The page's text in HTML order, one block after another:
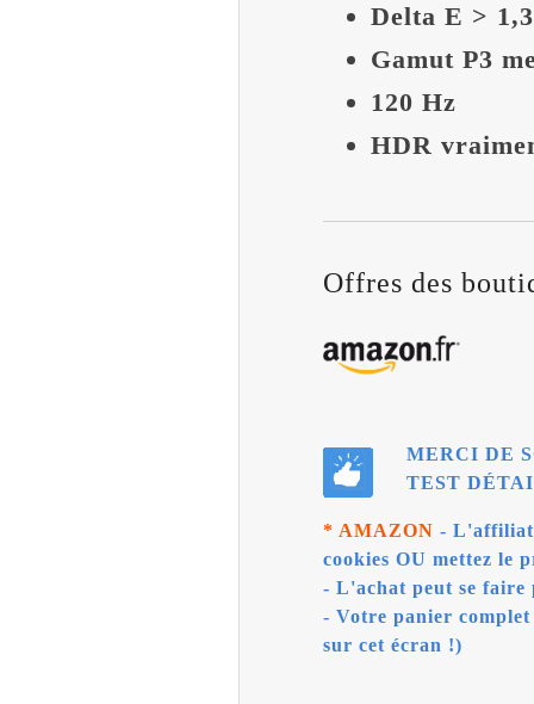
Delta E >
Gamut P3
120 Hz
HDR
Offres des
MERCI DE
TEST
* AMAZON -
cookies OU mettez le
- L'achat peut se faire
- Votre panier complet
sur cet écran !)